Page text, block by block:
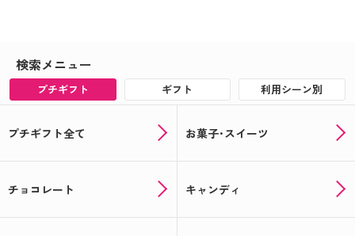
検索メニュー
プチギフト ギフト 利用シーン別
プチギフト全て お菓子･スイーツ
チョコレート キャンディ